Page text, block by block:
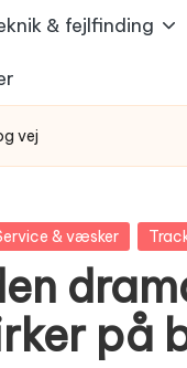
& fejlfinding
vej
& væsker
på